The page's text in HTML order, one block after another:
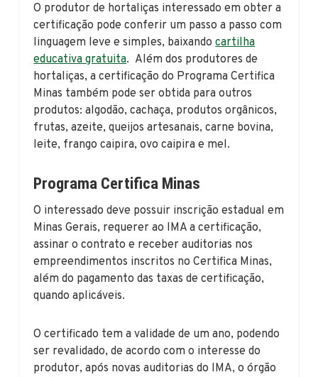
O produtor de hortaliças interessado em obter a
certificação pode conferir um passo a passo com
linguagem leve e simples, baixandocartilha
educativa gratuita. Além dos produtores de
hortaliças, a certificação do Programa Certifica
Minas também pode ser obtida para outros
produtos: algodão, cachaça, produtos orgânicos,
frutas, azeite, queijos artesanais, carne bovina,
leite, frango caipira, ovo caipira e mel.
Programa Certifica Minas
O interessado deve possuir inscrição estadual em
Minas Gerais, requerer ao IMA a certificação,
assinar o contrato e receber auditorias nos
empreendimentos inscritos no Certifica Minas,
além do pagamento das taxas de certificação,
quando aplicáveis.
O certificado tem a validade de um ano, podendo
ser revalidado, de acordo com o interesse do
produtor, após novas auditorias do IMA, o órgão